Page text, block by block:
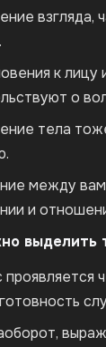
взгляда,
к
о
тела
между
и
выделить
проявляется